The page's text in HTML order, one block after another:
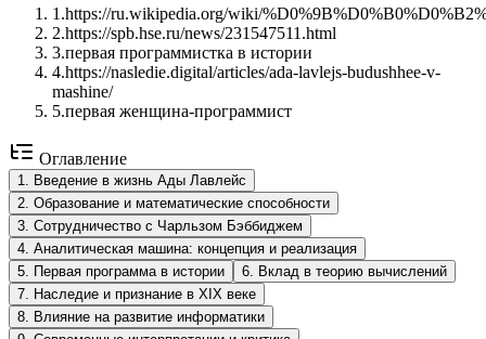
1 .https://ru.wikipedia.org/wiki/
2.https://spb.hse.ru/news/231547511.html
3.первая программистка в истории
4.https://nasledie.digital/articles/ada-lavlejs-budushhee-v-
mashine/
5.первая женщина-программист
Оглавление
1
Введение в жизнь Ады Лавлейс
2 Образование и математические способности
3 Сотрудничество с Чарльзом Бэббиджем
4 Аналитическая машина: концепция и реализация
5
Первая программа в истории 6
Вклад в теорию вычислений
7
Наследие и признание в XIX веке
8
Влияние на развитие информатики